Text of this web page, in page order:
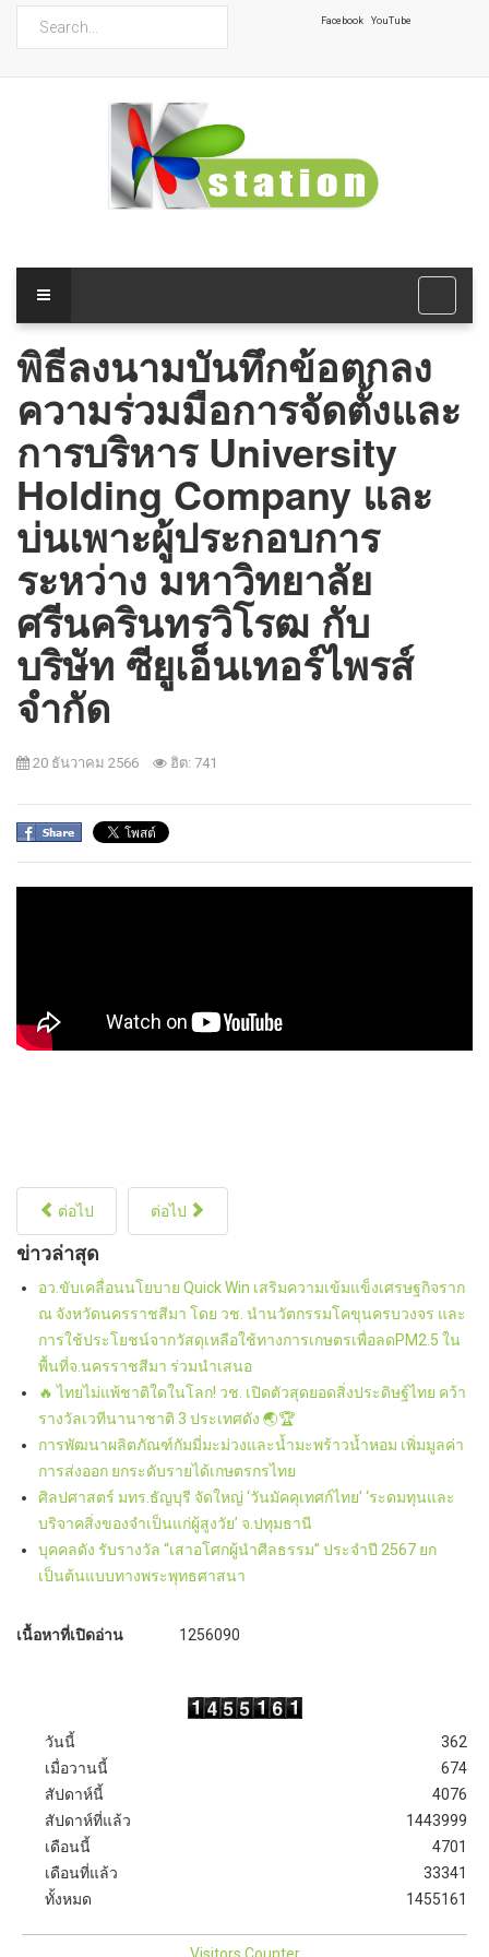
Facebook YouTube
พิธีลงนามบันทึกข้อตกลง
ความร่วมมือการจัดตั้งและ
การบริหาร University
Holding Company และ
บ่นเพาะผู้ประกอบการ
ระหว่าง มหาวิทยาลัย
ศรีนครินทรวิโรฒ กับ
บริษัท ซียูเอ็นเทอร์ไพรส์
จำกัด
20 ธันวาคม 2566 ฮิต: 741
ต่อไป ต่อไป
ข่าวล่าสุด
อว.ขับเคลื่อนนโยบาย Quick Win เสริมความเข้มแข็งเศรษฐกิจราก
ณ จังหวัดนครราชสีมา โดย วช. นำนวัตกรรมโคขุนครบวงจร และ
การใช้ประโยชน์จากวัสดุเหลือใช้ทางการเกษตรเพื่อลดPM2.5 ใน
พื้นที่จ.นครราชสีมา ร่วมนำเสนอ
🔥 ไทยไม่แพ้ชาติใดในโลก! วช. เปิดตัวสุดยอดสิ่งประดิษฐ์ไทย คว้า
รางวัลเวทีนานาชาติ 3 ประเทศดัง 🌏🏆
การพัฒนาผลิตภัณฑ์กัมมี่มะม่วงและน้ำมะพร้าวน้ำหอม เพิ่มมูลค่า
การส่งออก ยกระดับรายได้เกษตรกรไทย
ศิลปศาสตร์ มทร.ธัญบุรี จัดใหญ่ ‘วันมัคคุเทศก์ไทย’ ‘ระดมทุนและ
บริจาคสิ่งของจำเป็นแก่ผู้สูงวัย’ จ.ปทุมธานี
บุคคลดัง รับรางวัล “เสาอโศกผู้นำศีลธรรม” ประจำปี 2567 ยก
เป็นต้นแบบทางพระพุทธศาสนา
เนื้อหาที่เปิดอ่าน 1256090
วันนี้
เมื่อวานนี้
สัปดาห์นี้
สัปดาห์ที่แล้ว
เดือนนี้
เดือนที่แล้ว
ทั้งหมด
362
674
4076
1443999
4701
33341
1455161